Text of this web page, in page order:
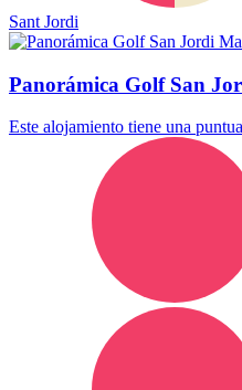
Sant Jordi
Panorámica Golf San
Este alojamiento tiene una